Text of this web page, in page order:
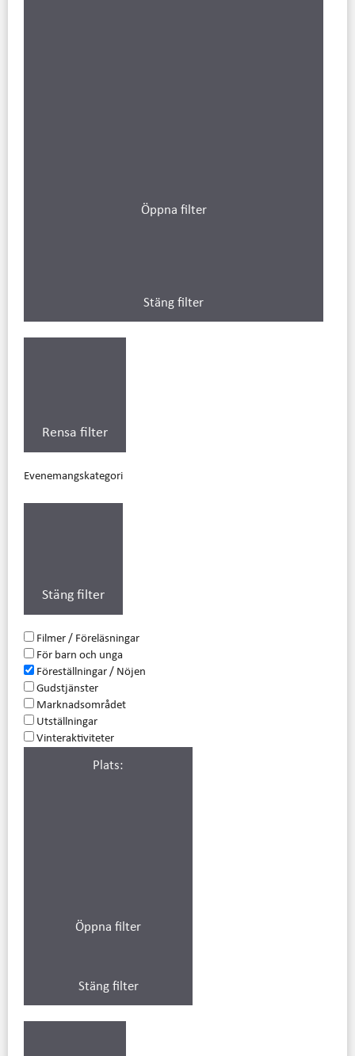
Öppna filter
Stäng filter
Rensa filter
Evenemangskategori
Stäng filter
Filmer / Föreläsningar
För barn och unga
Föreställningar / Nöjen
Gudstjänster
Marknadsområdet
Utställningar
Vinteraktiviteter
Plats:
Öppna filter
Stäng filter